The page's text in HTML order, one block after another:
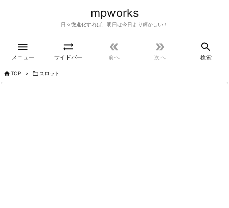
mpworks
日々微進化すれば、明日は今日より輝かしい！

メニュー

サイドバー

前へ

次へ

検索
TOP >  スロット